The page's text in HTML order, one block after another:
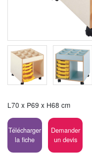
L70 x P69 x H68 cm
Télécharger
la fiche
Demander
un devis